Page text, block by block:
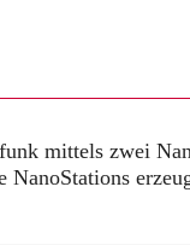
mittels zwei